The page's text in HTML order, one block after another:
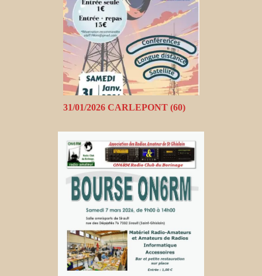
31/01/2026 CARLEPONT (60)